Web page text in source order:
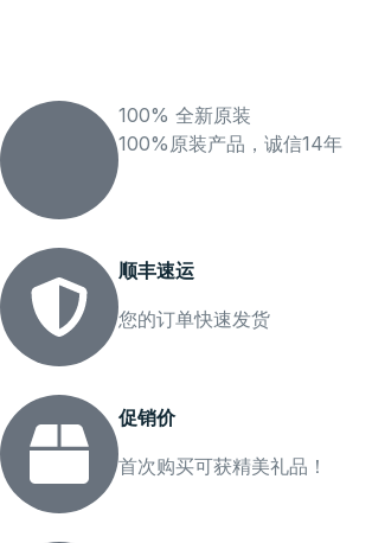
100% 全新原装
100%原装产品，诚信14年
顺丰速运
您的订单快速发货
促销价
首次购买可获精美礼品！